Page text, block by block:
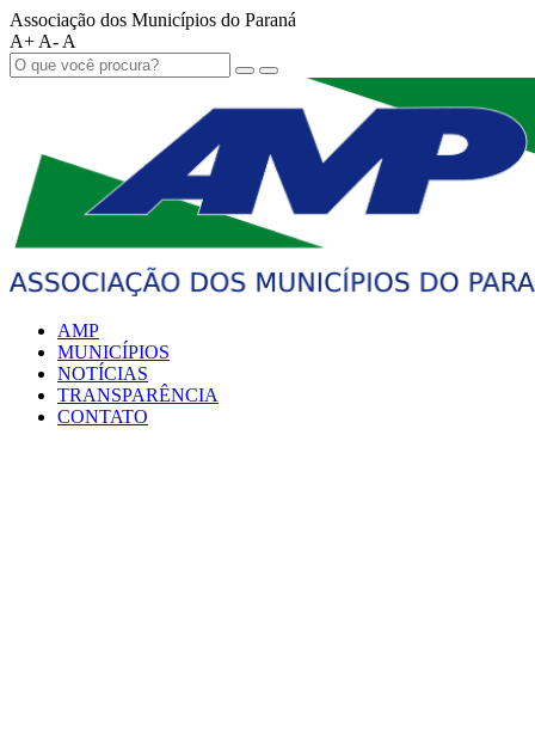
Associação dos Municípios do Paraná
A+ A- A
AMP
MUNICÍPIOS
NOTÍCIAS
TRANSPARÊNCIA
CONTATO